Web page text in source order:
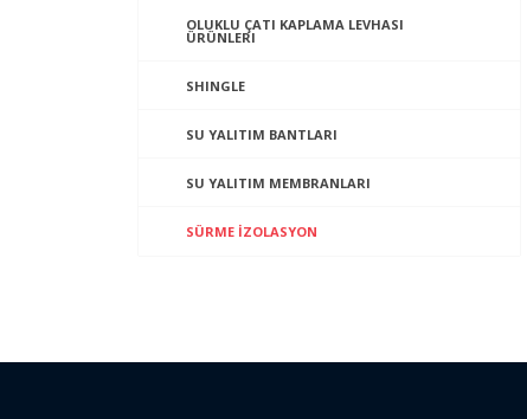
OLUKLU ÇATI KAPLAMA LEVHASI
ÜRÜNLERI
SHINGLE
SU YALITIM BANTLARI
SU YALITIM MEMBRANLARI
SÜRME İZOLASYON